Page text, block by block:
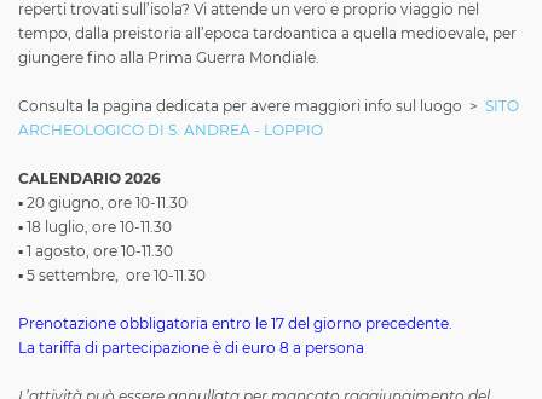
reperti trovati sull’isola? Vi attende un vero e proprio viaggio nel
tempo, dalla preistoria all’epoca tardoantica a quella medioevale, per
giungere fino alla Prima Guerra Mondiale.
Consulta la pagina dedicata per avere maggiori info sul luogo > SITO
ARCHEOLOGICO DI S. ANDREA - LOPPIO
CALENDARIO 2026
▪️ 20 giugno, ore 10-11.30
▪️ 18 luglio, ore 10-11.30
▪️ 1 agosto, ore 10-11.30
▪️ 5 settembre, ore 10-11.30
Prenotazione obbligatoria entro le 17 del giorno precedente.
La tariffa di partecipazione è di euro 8 a persona